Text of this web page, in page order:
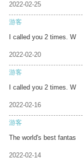
2022-02-25
游客
I called you 2 times. W
2022-02-20
游客
I called you 2 times. W
2022-02-16
游客
The world's best fantas
2022-02-14